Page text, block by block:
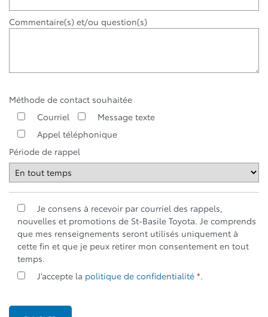
Commentaire(s) et/ou question(s)
Méthode de contact souhaitée
Courriel
Message texte
Appel téléphonique
Période de rappel
Je consens à recevoir par courriel des rappels,
nouvelles et promotions de St-Basile Toyota. Je comprends
que mes renseignements seront utilisés uniquement à
cette fin et que je peux retirer mon consentement en tout
temps.
J’accepte la politique de confidentialité *.